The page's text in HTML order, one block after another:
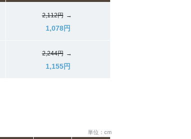
2,112円 →
1,078円
2,244円 →
1,155円
単位：cm